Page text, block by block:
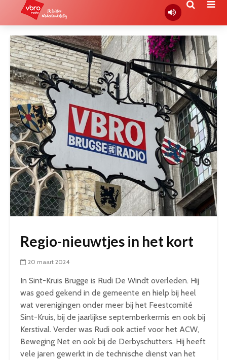
Regio-nieuwtjes in het kort
20 maart 2024
In Sint-Kruis Brugge is Rudi De Windt overleden. Hij
was goed gekend in de gemeente en hielp bij heel
wat verenigingen onder meer bij het Feestcomité
Sint-Kruis, bij de jaarlijkse septemberkermis en ook bij
Kerstival. Verder was Rudi ook actief voor het ACW,
Beweging Net en ook bij de Derbyschutters. Hij heeft
vele jaren gewerkt in de technische dienst van het